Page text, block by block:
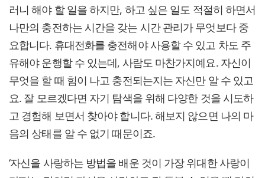
러니 해야 할 일을 하지만, 하고 싶은 일도 적절히 하면서
나만의 충전하는 시간을 갖는 시간 관리가 무엇보다 중
요합니다. 휴대전화를 충전해야 사용할 수 있고 차도 주
유해야 운행할 수 있는데, 사람도 마찬가지예요. 자신이
무엇을 할 때 힘이 나고 충전되는지는 자신만 알 수 있고
요. 잘 모르겠다면 자기 탐색을 위해 다양한 것을 시도하
고 경험해 보면서 찾아야 합니다. 해보지 않으면 나의 마
음의 상태를 알 수 없기 때문이죠.
‘자신을 사랑하는 방법을 배운 것이 가장 위대한 사랑이